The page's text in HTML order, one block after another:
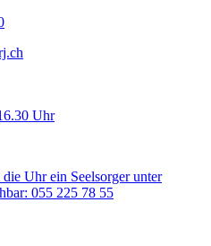
Uhr
Uhr ein Seelsorger unter
055 225 78 55